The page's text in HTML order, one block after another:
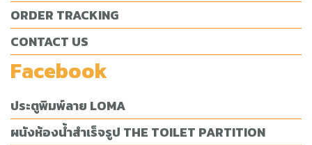
ORDER TRACKING
CONTACT US
Facebook
ประตูพิมพ์ลาย LOMA
ผนังห้องน้ำสำเร็จรูป THE TOILET PARTITION